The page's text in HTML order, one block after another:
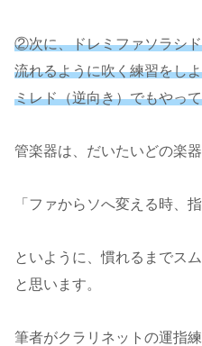
②次に、ドレミファソラシ
流れるように吹く練習をし
ミレド（逆向き）でもやっ
管楽器は、だいたいどの楽器
「ファからソへ変える時、
といように、慣れるまでス
と思います。
筆者がクラリネットの運指